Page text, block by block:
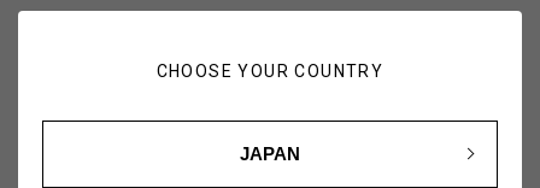
CHOOSE YOUR COUNTRY
JAPAN